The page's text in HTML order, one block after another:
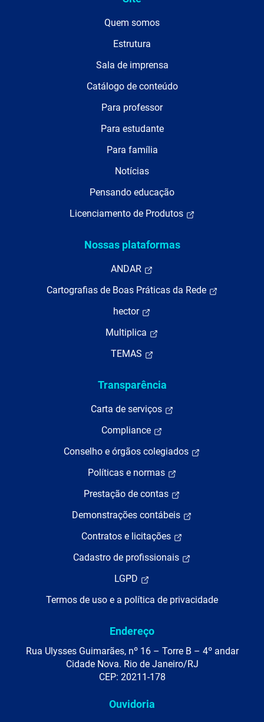
Quem somos
Estrutura
Sala de imprensa
Catálogo de conteúdo
Para professor
Para estudante
Para família
Notícias
Pensando educação
Licenciamento de Produtos
Nossas plataformas
ANDAR
Cartografias de Boas Práticas da Rede
hector
Multiplica
TEMAS
Transparência
Carta de serviços
Compliance
Conselho e órgãos colegiados
Políticas e normas
Prestação de contas
Demonstrações contábeis
Contratos e licitações
Cadastro de profissionais
LGPD
Termos de uso e a política de privacidade
Endereço
Rua Ulysses Guimarães, nº 16 – Torre B – 4º andar
Cidade Nova. Rio de Janeiro/RJ
CEP: 20211-178
Ouvidoria